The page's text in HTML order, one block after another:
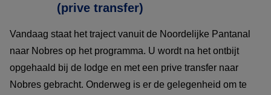
(prive transfer)
Vandaag staat het traject vanuit de Noordelijke Pantanal
naar Nobres op het programma. U wordt na het ontbijt
opgehaald bij de lodge en met een prive transfer naar
Nobres gebracht. Onderweg is er de gelegenheid om te